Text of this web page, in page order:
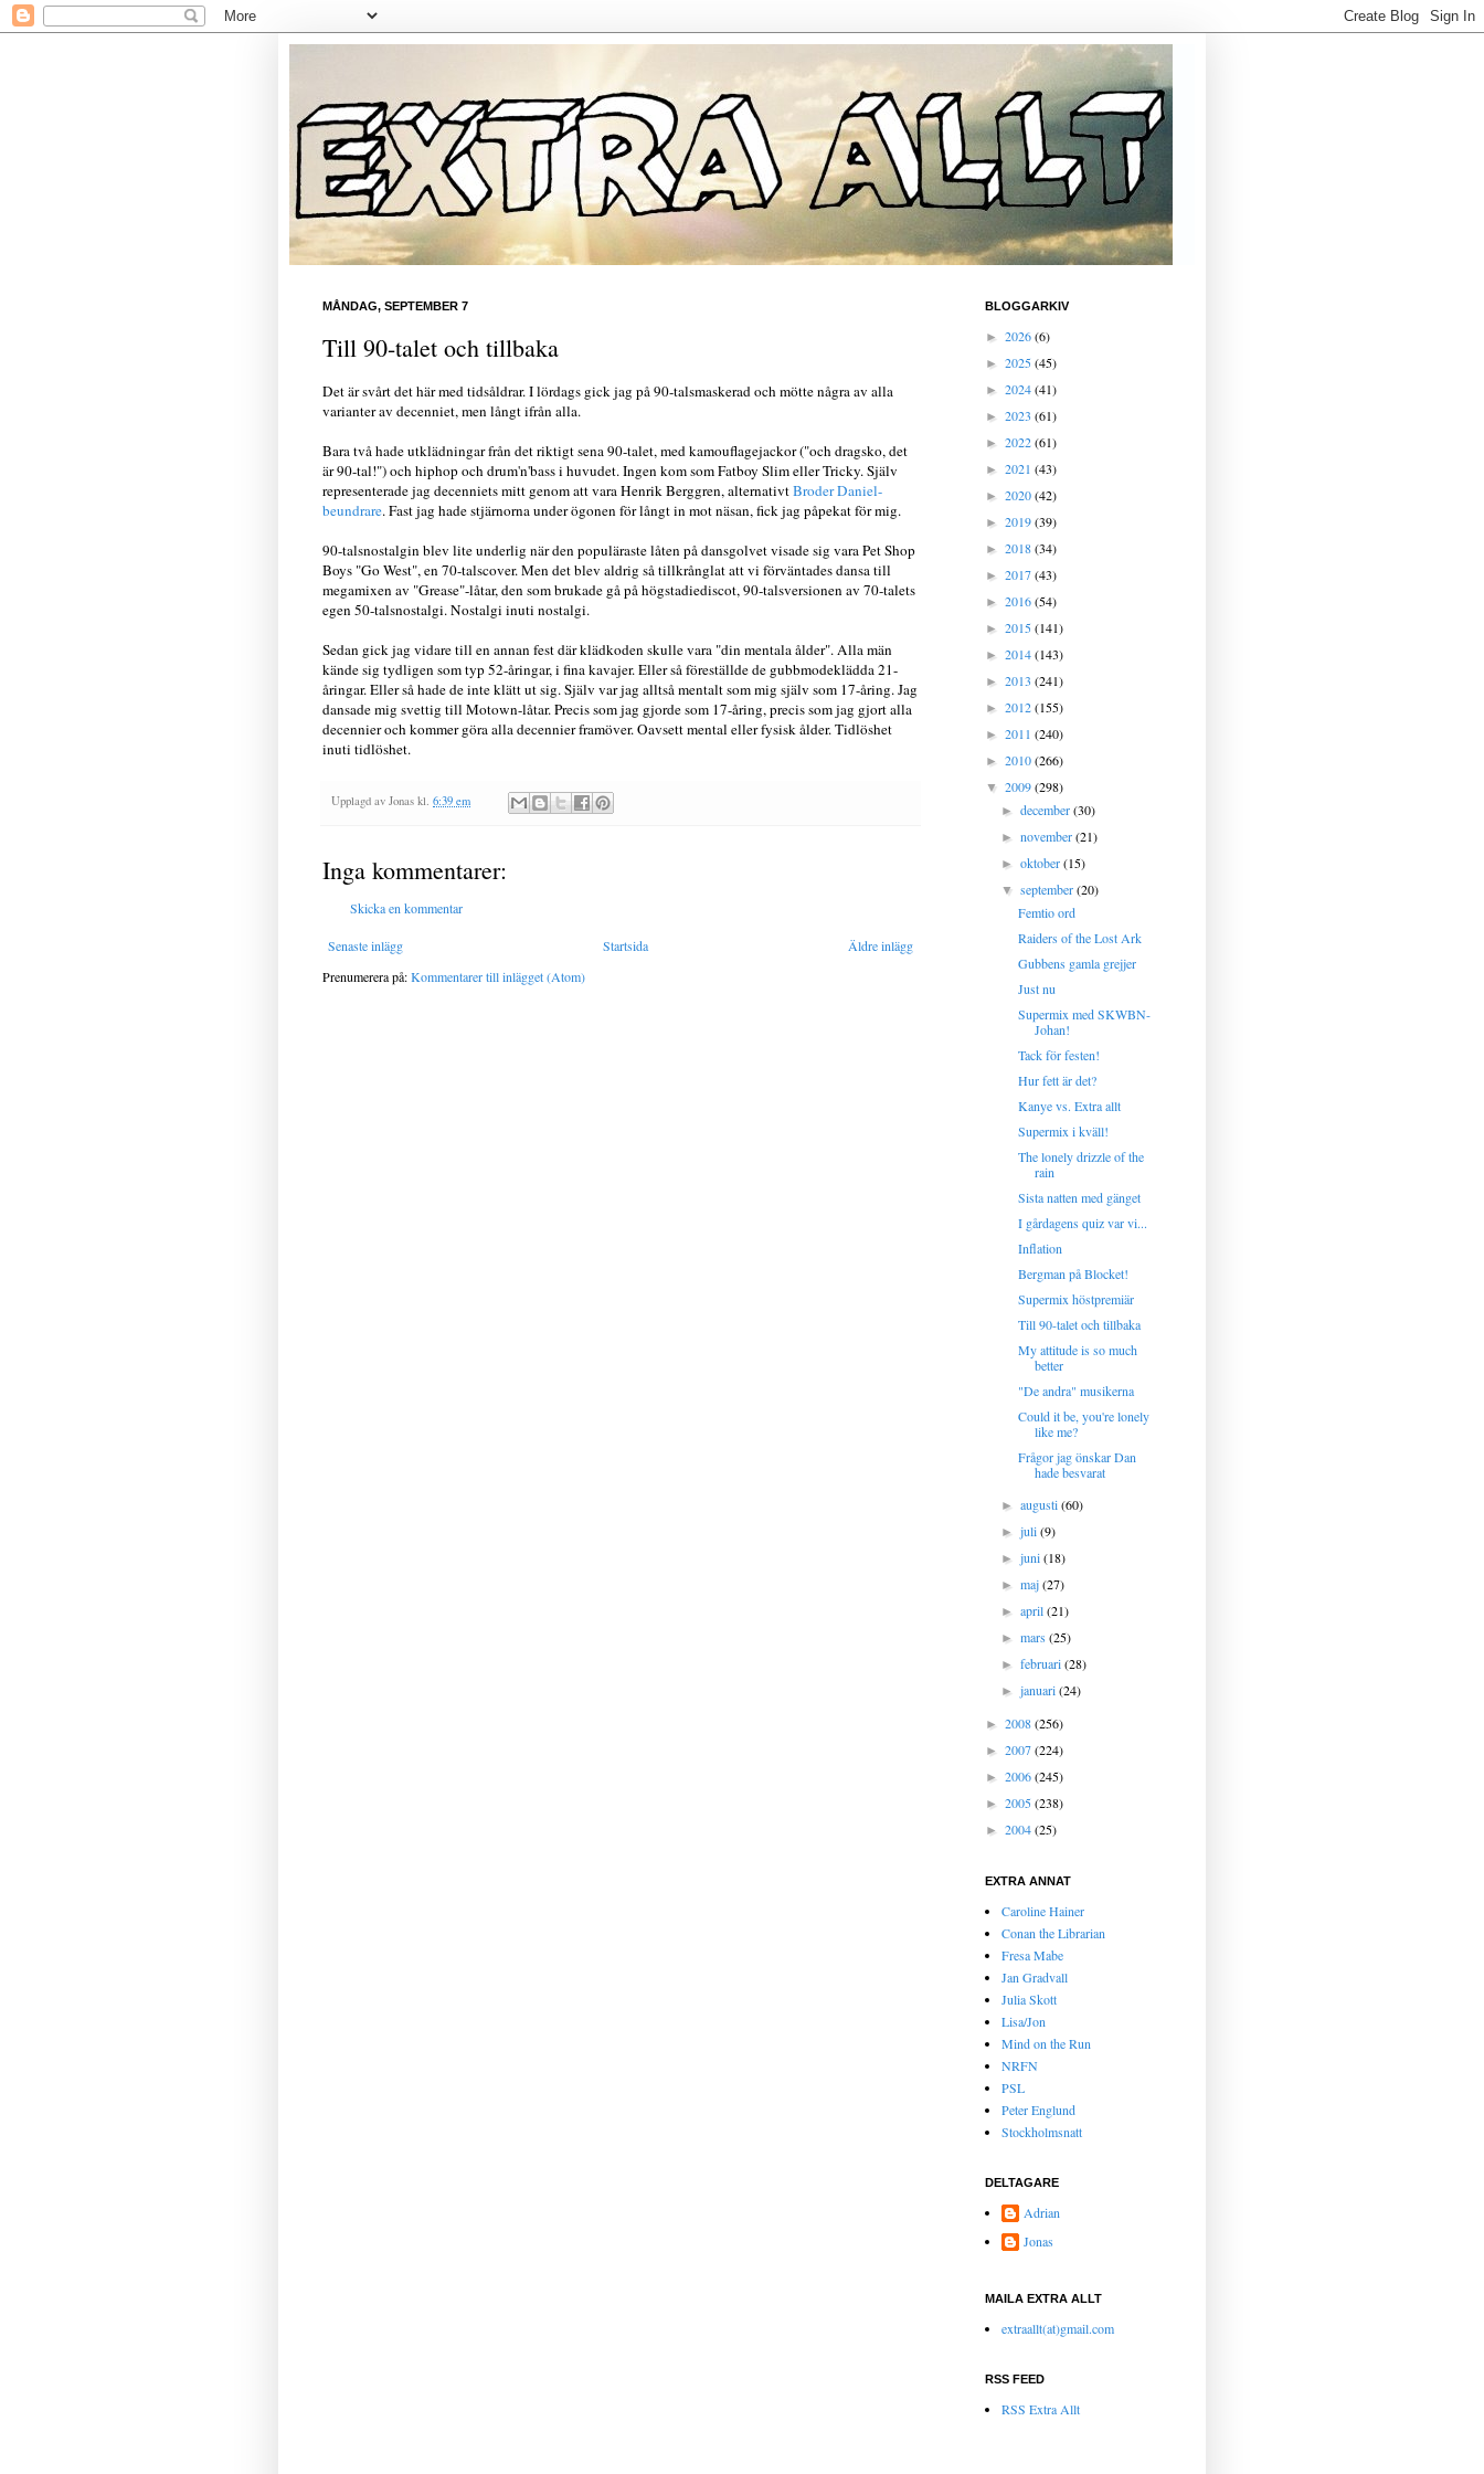
MÅNDAG, SEPTEMBER 7
Till 90-talet och tillbaka
Det är svårt det här med tidsåldrar. I lördags gick jag på 90-talsmaskerad och mötte några av alla
varianter av decenniet, men långt ifrån alla.
Bara två hade utklädningar från det riktigt sena 90-talet, med kamouflagejackor ("och dragsko, det
är 90-tal!") och hiphop och drum'n'bass i huvudet. Ingen kom som Fatboy Slim eller Tricky. Själv
representerade jag decenniets mitt genom att vara Henrik Berggren, alternativtBroder Daniel-
beundrare. Fast jag hade stjärnorna under ögonen för långt in mot näsan, fick jag påpekat för mig.
90-talsnostalgin blev lite underlig när den populäraste låten på dansgolvet visade sig vara Pet Shop
Boys "Go West", en 70-talscover. Men det blev aldrig så tillkrånglat att vi förväntades dansa till
megamixen av "Grease"-låtar, den som brukade gå på högstadiediscot, 90-talsversionen av 70-talets
egen 50-talsnostalgi. Nostalgi inuti nostalgi.
Sedan gick jag vidare till en annan fest där klädkoden skulle vara "din mentala ålder". Alla män
kände sig tydligen som typ 52-åringar, i fina kavajer. Eller så föreställde de gubbmodeklädda 21-
åringar. Eller så hade de inte klätt ut sig. Själv var jag alltså mentalt som mig själv som 17-åring. Jag
dansade mig svettig till Motown-låtar. Precis som jag gjorde som 17-åring, precis som jag gjort alla
decennier och kommer göra alla decennier framöver. Oavsett mental eller fysisk ålder. Tidlöshet
inuti tidlöshet.
Upplagd av Jonas kl. 6:39 em
Inga kommentarer:
Skicka en kommentar
Senaste inlägg Äldre inlägg
Startsida
Prenumerera på:Kommentarer till inlägget (Atom)
BLOGGARKIV
► 2026(6)
► 2025(45)
► 2024(41)
► 2023 (61)
► 2022(61)
► 2021 (43)
► 2020(42)
► 2019(39)
► 2018(34)
► 2017(43)
► 2016(54)
► 2015(141)
► 2014(143)
► 2013 (241)
► 2012(155)
► 2011 (240)
► 2010(266)
▼ 2009(298)
►december(30)
►november(21)
►oktober(15)
▼september(20)
Femtio ord
Raiders of the Lost Ark
Gubbens gamla grejjer
Just nu
Supermix med SKWBN-
Johan!
Tack för festen!
Hur fett är det?
Kanye vs. Extra allt
Supermix i kväll!
The lonely drizzle of the
rain
Sista natten med gänget
I gårdagens quiz var vi...
Inflation
Bergman på Blocket!
Supermix höstpremiär
Till 90-talet och tillbaka
My attitude is so much
better
"De andra" musikerna
Could it be, you're lonely
like me?
Frågor jag önskar Dan
hade besvarat
►augusti(60)
►juli(9)
►juni(18)
►maj(27)
►april(21)
►mars(25)
►februari(28)
►januari(24)
► 2008(256)
► 2007(224)
► 2006(245)
► 2005(238)
► 2004(25)
EXTRA ANNAT
Caroline Hainer
Conan the Librarian
Fresa Mabe
Jan Gradvall
Julia Skott
Lisa/Jon
Mind on the Run
NRFN
PSL
Peter Englund
Stockholmsnatt
DELTAGARE
Adrian
Jonas
MAILA EXTRA ALLT
extraallt(at)gmail.com
RSS FEED
RSS Extra Allt